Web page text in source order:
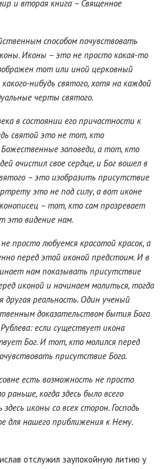
и вторая книга – Священное
способом почувствовать
Иконы – это не просто какая-то
тот или иной церковный
нибудь святого, хотя на каждой
черты святого.
в состоянии его причастности к
святой это не тот, кто
заповеди, а тот, кто
очистил свое сердце, и Бог вошел в
– это изобразить присутствие
это не под силу, а вот иконе
– тот, кто сам прозревает
это видение нам.
просто любуемся красотой красок, а
перед этой иконой предстоим. И в
нам показывать присутствие
иконой и начинаем молиться, тогда
реальность. Один ученый
доказательством бытия Бога
если существует икона
Бог. И тот, кто молился перед
присутствие Бога.
есть возможность не просто
раньше, когда здесь было всего
иконы со всех сторон. Господь
для нашего приближения к Нему.
отслужил заупокойную литию у